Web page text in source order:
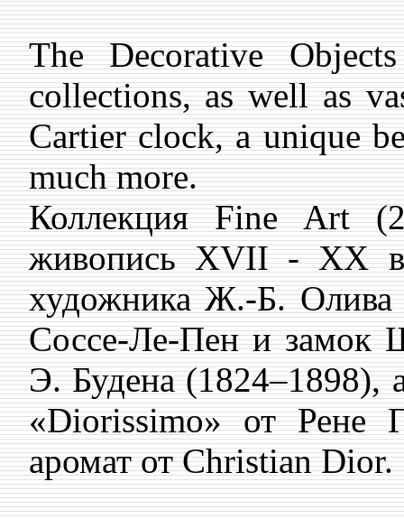
The Decorative
collections, as well as
Cartier clock, a unique
much more.
Коллекция Fine Art
живопись XVII - XX
художника Ж.-Б. Олива
Соссе-Ле-Пен и замок
Э. Будена (1824–1898),
«Diorissimo» от Рене
аромат от Christian Dior.